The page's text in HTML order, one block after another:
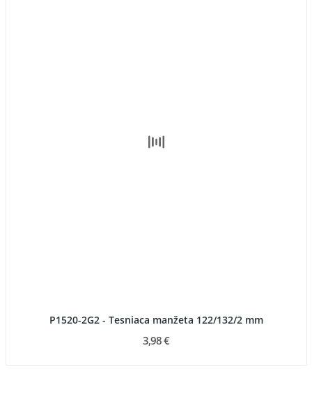
P1520-2G2 - Tesniaca manžeta 122/132/2 mm
3,98 €